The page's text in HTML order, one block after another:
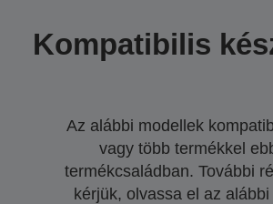
Kompatibilis
Az alábbi modellek
vagy több termékkel
termékcsaládban. További
kérjük, olvassa el az